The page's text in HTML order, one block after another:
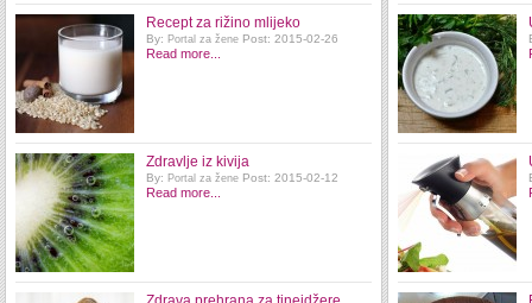
Recept za rižino mlijeko
By: Portal za žene Post: 2015-02-26
Read more...
Zdravlje iz kivija
By: Portal za žene Post: 2015-02-12
Read more...